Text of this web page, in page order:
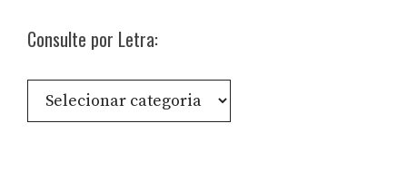
Consulte por Letra:
Consulte